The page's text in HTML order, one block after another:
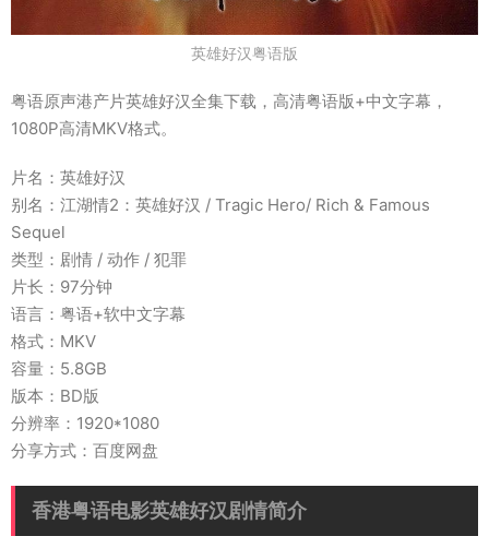
英雄好汉粤语版
粤语原声港产片英雄好汉全集下载，高清粤语版+中文字幕，
1080P高清MKV格式。
片名：英雄好汉
别名：江湖情2：英雄好汉 / Tragic Hero/ Rich & Famous
Sequel
类型：剧情 / 动作 / 犯罪
片长：97分钟
语言：粤语+软中文字幕
格式：MKV
容量：5.8GB
版本：BD版
分辨率：1920*1080
分享方式：百度网盘
香港粤语电影英雄好汉剧情简介